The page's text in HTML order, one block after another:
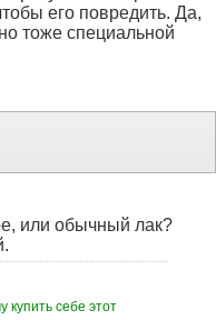
его повредить. Да,
тоже специальной
или обычный лак?
купить себе этот